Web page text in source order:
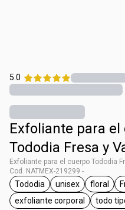
5.0
Exfoliante para el
Tododia Fresa y
Exfoliante para el cuerpo Tododia
Cod. NATMEX-219299 -
etiqueta Tododia
Tododia
etiqueta unisex
unisex floral
etiqueta exfoliante
exfoliante corporal todo